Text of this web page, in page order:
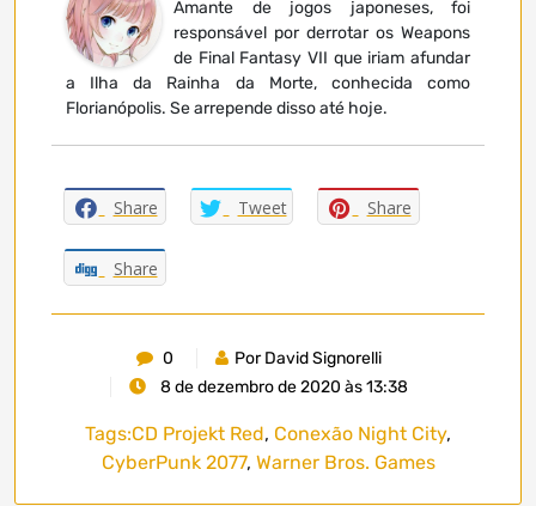
Amante de jogos japoneses, foi
responsável por derrotar os Weapons
de Final Fantasy VII que iriam afundar
a Ilha da Rainha da Morte, conhecida como
Florianópolis. Se arrepende disso até hoje.
Share Tweet Share
Share
0
Por David Signorelli
8 de dezembro de 2020 às 13:38
Tags:CD Projekt Red, Conexão Night City,
CyberPunk 2077, Warner Bros. Games